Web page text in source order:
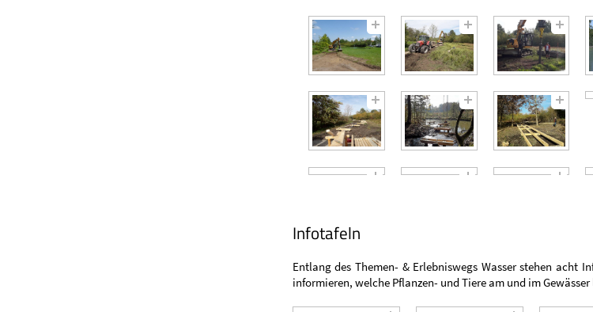
Infotafeln
Entlang des Themen- & Erlebniswegs Wasser stehen acht
informieren, welche Pflanzen- und Tiere am und im Gewässer